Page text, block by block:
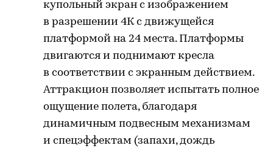
купольный экран с изображением
в разрешении 4К с движущейся
платформой на 24 места. Платформы
двигаются и поднимают кресла
в соответствии с экранным действием.
Аттракцион позволяет испытать полное
ощущение полета, благодаря
динамичным подвесным механизмам
и спецэффектам (запахи, дождь